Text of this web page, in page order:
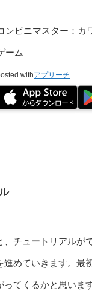
ンビニマスター：カ
ーム
withアプリーチ
、チュートリアルが
めていきます。最
てくるかと思います